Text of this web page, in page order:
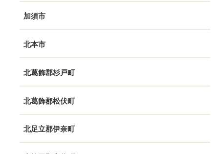
加須市
北本市
北葛飾郡杉戸町
北葛飾郡松伏町
北足立郡伊奈町